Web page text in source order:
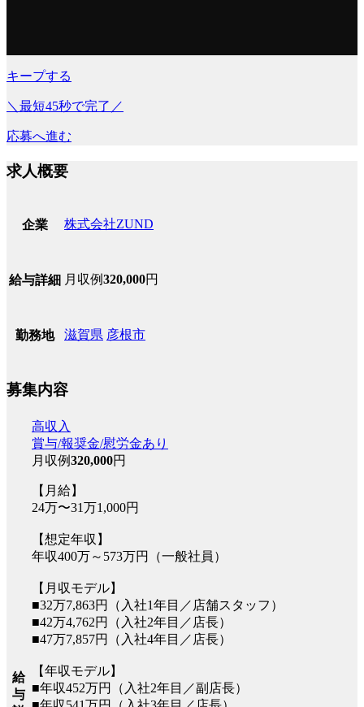
キープする
＼最短45秒で完了／
応募へ進む
求人概要
企業 株式会社ZUND
給与詳細 月収例320,000円
勤務地 滋賀県 彦根市
募集内容
給
与
高収入
賞与/報奨金/慰労金あり
月収例320,000円
【月給】
24万〜31万1,000円
【想定年収】
年収400万～573万円（一般社員）
【月収モデル】
■32万7,863円（入社1年目／店舗スタッフ）
■42万4,762円（入社2年目／店長）
■47万7,857円（入社4年目／店長）
【年収モデル】
■年収452万円（入社2年目／副店長）